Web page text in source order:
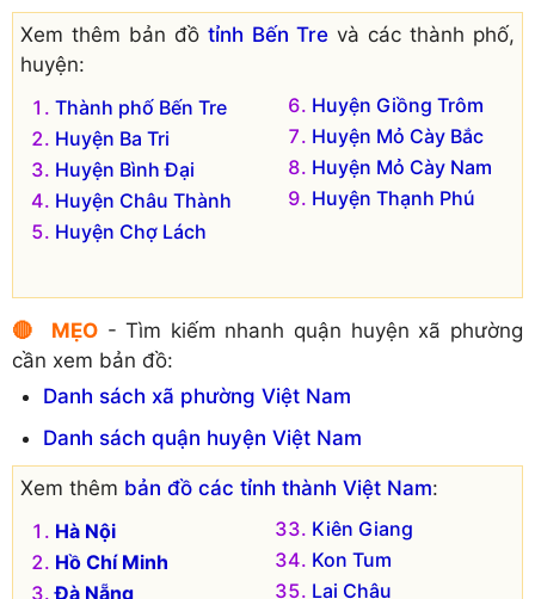
Xem thêm bản đồ tỉnh Bến Tre và các thành phố,
huyện:
Thành phố Bến Tre
Huyện Ba Tri
Huyện Bình Đại
Huyện Châu Thành
Huyện Chợ Lách
Huyện Giồng Trôm
Huyện Mỏ Cày Bắc
Huyện Mỏ Cày Nam
Huyện Thạnh Phú
🔴 MẸO- Tìm kiếm nhanh quận huyện xã phường
cần xem bản đồ:
Danh sách xã phường Việt Nam
Danh sách quận huyện Việt Nam
Xem thêm bản đồ các tỉnh thành Việt Nam:
Hà Nội
Hồ Chí Minh
Đà Nẵng
Kiên Giang
Kon Tum
Lai Châu